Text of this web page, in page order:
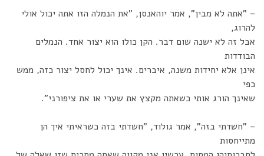
– "אתה לא מבין", אמר יוהאנסן, "את הנמלה הזו אתה יכול אולי
להרוג,
אבל זה לא ישנה שום דבר. הקן כולו הוא יצור אחד. הנמלים
הבודדות
אינן אלא יחידות משנה, איברים. אינך יכול לחסל יצור כזה, ממש
כפי
שאינך הורג אותי כשאתה מקצץ את שערי או את ציפורני".
– "חשדתי בזה", אמר גולוד, "חשדתי בזה כשראיתי איך הן
מתייחסות